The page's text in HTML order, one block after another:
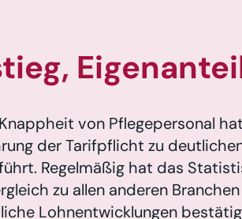
von Pflegepersonal
der Tarifpflicht zu
Regelmäßig hat das
zu allen anderen
Lohnentwicklungen